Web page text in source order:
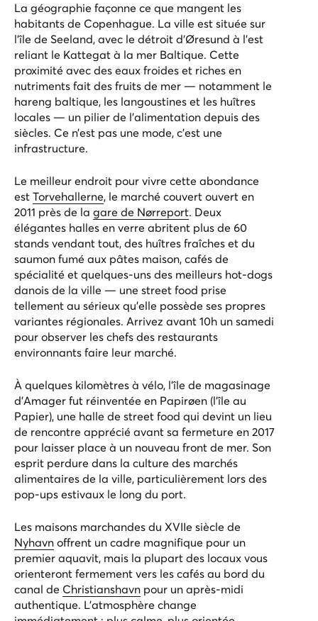
La géographie façonne ce que mangent les
habitants de Copenhague. La ville est située sur
l’île de Seeland, avec le détroit d’Øresund à l’est
reliant le Kattegat à la mer Baltique. Cette
proximité avec des eaux froides et riches en
nutriments fait des fruits de mer — notamment le
hareng baltique, les langoustines et les huîtres
locales — un pilier de l’alimentation depuis des
siècles. Ce n’est pas une mode, c’est une
infrastructure.
Le meilleur endroit pour vivre cette abondance
est Torvehallerne, le marché couvert ouvert en
2011 près de la gare de Nørreport. Deux
élégantes halles en verre abritent plus de 60
stands vendant tout, des huîtres fraîches et du
saumon fumé aux pâtes maison, cafés de
spécialité et quelques-uns des meilleurs hot-dogs
danois de la ville — une street food prise
tellement au sérieux qu’elle possède ses propres
variantes régionales. Arrivez avant 10h un samedi
pour observer les chefs des restaurants
environnants faire leur marché.
À quelques kilomètres à vélo, l'île de magasinage
d’Amager fut réinventée en Papirøen (l’île au
Papier), une halle de street food qui devint un lieu
de rencontre apprécié avant sa fermeture en 2017
pour laisser place à un nouveau front de mer. Son
esprit perdure dans la culture des marchés
alimentaires de la ville, particulièrement lors des
pop-ups estivaux le long du port.
Les maisons marchandes du XVIIe siècle de
Nyhavn offrent un cadre magnifique pour un
premier aquavit, mais la plupart des locaux vous
orienteront fermement vers les cafés au bord du
canal de Christianshavn pour un après-midi
authentique. L’atmosphère change